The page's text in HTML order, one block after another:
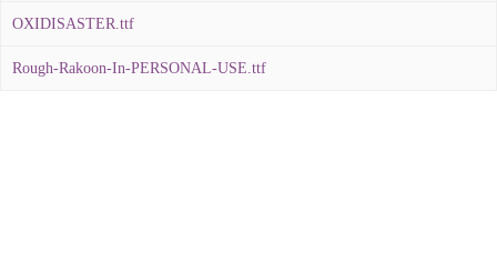
OXIDISASTER.ttf
Rough-Rakoon-In-PERSONAL-USE.ttf